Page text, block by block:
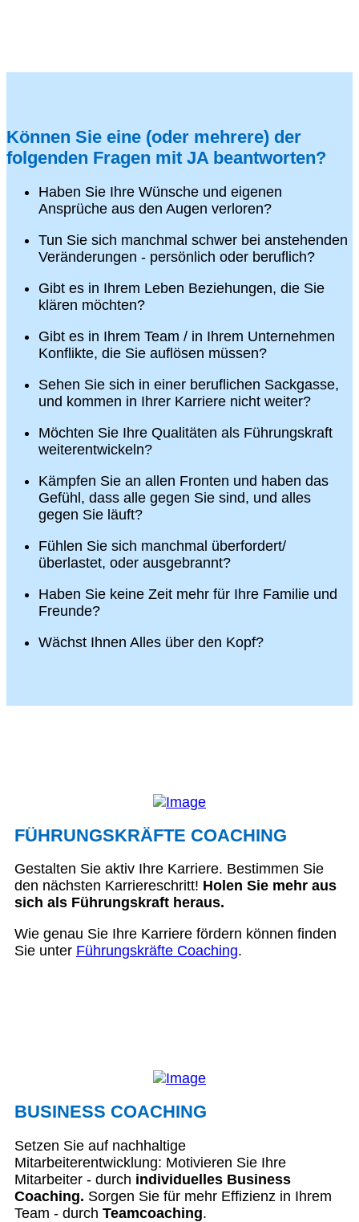
Können Sie eine (oder mehrere) der
folgenden Fragen mit JA beantworten?
Haben Sie Ihre Wünsche und eigenen
Ansprüche aus den Augen verloren?
Tun Sie sich manchmal schwer bei anstehenden
Veränderungen - persönlich oder beruflich?
Gibt es in Ihrem Leben Beziehungen, die Sie
klären möchten?
Gibt es in Ihrem Team / in Ihrem Unternehmen
Konflikte, die Sie auflösen müssen?
Sehen Sie sich in einer beruflichen Sackgasse,
und kommen in Ihrer Karriere nicht weiter?
Möchten Sie Ihre Qualitäten als Führungskraft
weiterentwickeln?
Kämpfen Sie an allen Fronten und haben das
Gefühl, dass alle gegen Sie sind, und alles
gegen Sie läuft?
Fühlen Sie sich manchmal überfordert/
überlastet, oder ausgebrannt?
Haben Sie keine Zeit mehr für Ihre Familie und
Freunde?
Wächst Ihnen Alles über den Kopf?
FÜHRUNGSKRÄFTE COACHING
Gestalten Sie aktiv Ihre Karriere. Bestimmen Sie
den nächsten Karriereschritt! Holen Sie mehr aus
sich als Führungskraft heraus.
Wie genau Sie Ihre Karriere fördern können finden
Sie unter Führungskräfte Coaching.
BUSINESS COACHING
Setzen Sie auf nachhaltige
Mitarbeiterentwicklung: Motivieren Sie Ihre
Mitarbeiter - durch individuelles Business
Coaching. Sorgen Sie für mehr Effizienz in Ihrem
Team - durch Teamcoaching.